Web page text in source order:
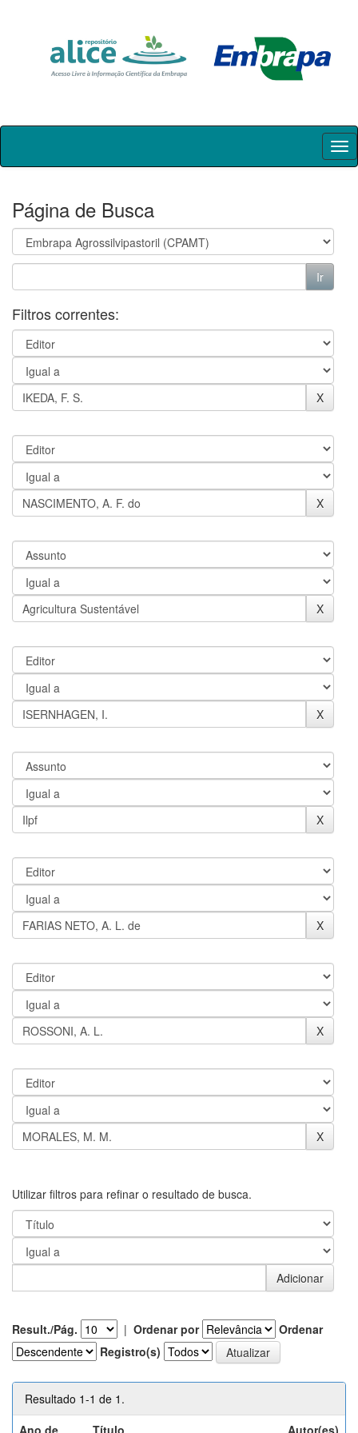
Skip
Página de Busca
Filtros correntes:
Utilizar filtros para refinar o resultado de busca.
Result./Pág. | Ordenar por
Ordenar
Registro(s)
Resultado 1-1 de 1.
Ano de
Título Autor(es)